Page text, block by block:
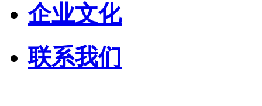
企业文化
联系我们